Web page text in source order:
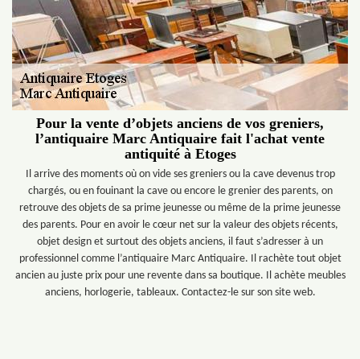
Pour la vente d’objets anciens de vos greniers,
l’antiquaire Marc Antiquaire fait l'achat vente
antiquité à Etoges
Il arrive des moments où on vide ses greniers ou la cave devenus trop
chargés, ou en fouinant la cave ou encore le grenier des parents, on
retrouve des objets de sa prime jeunesse ou même de la prime jeunesse
des parents. Pour en avoir le cœur net sur la valeur des objets récents,
objet design et surtout des objets anciens, il faut s’adresser à un
professionnel comme l’antiquaire Marc Antiquaire. Il rachète tout objet
ancien au juste prix pour une revente dans sa boutique. Il achète meubles
anciens, horlogerie, tableaux. Contactez-le sur son site web.